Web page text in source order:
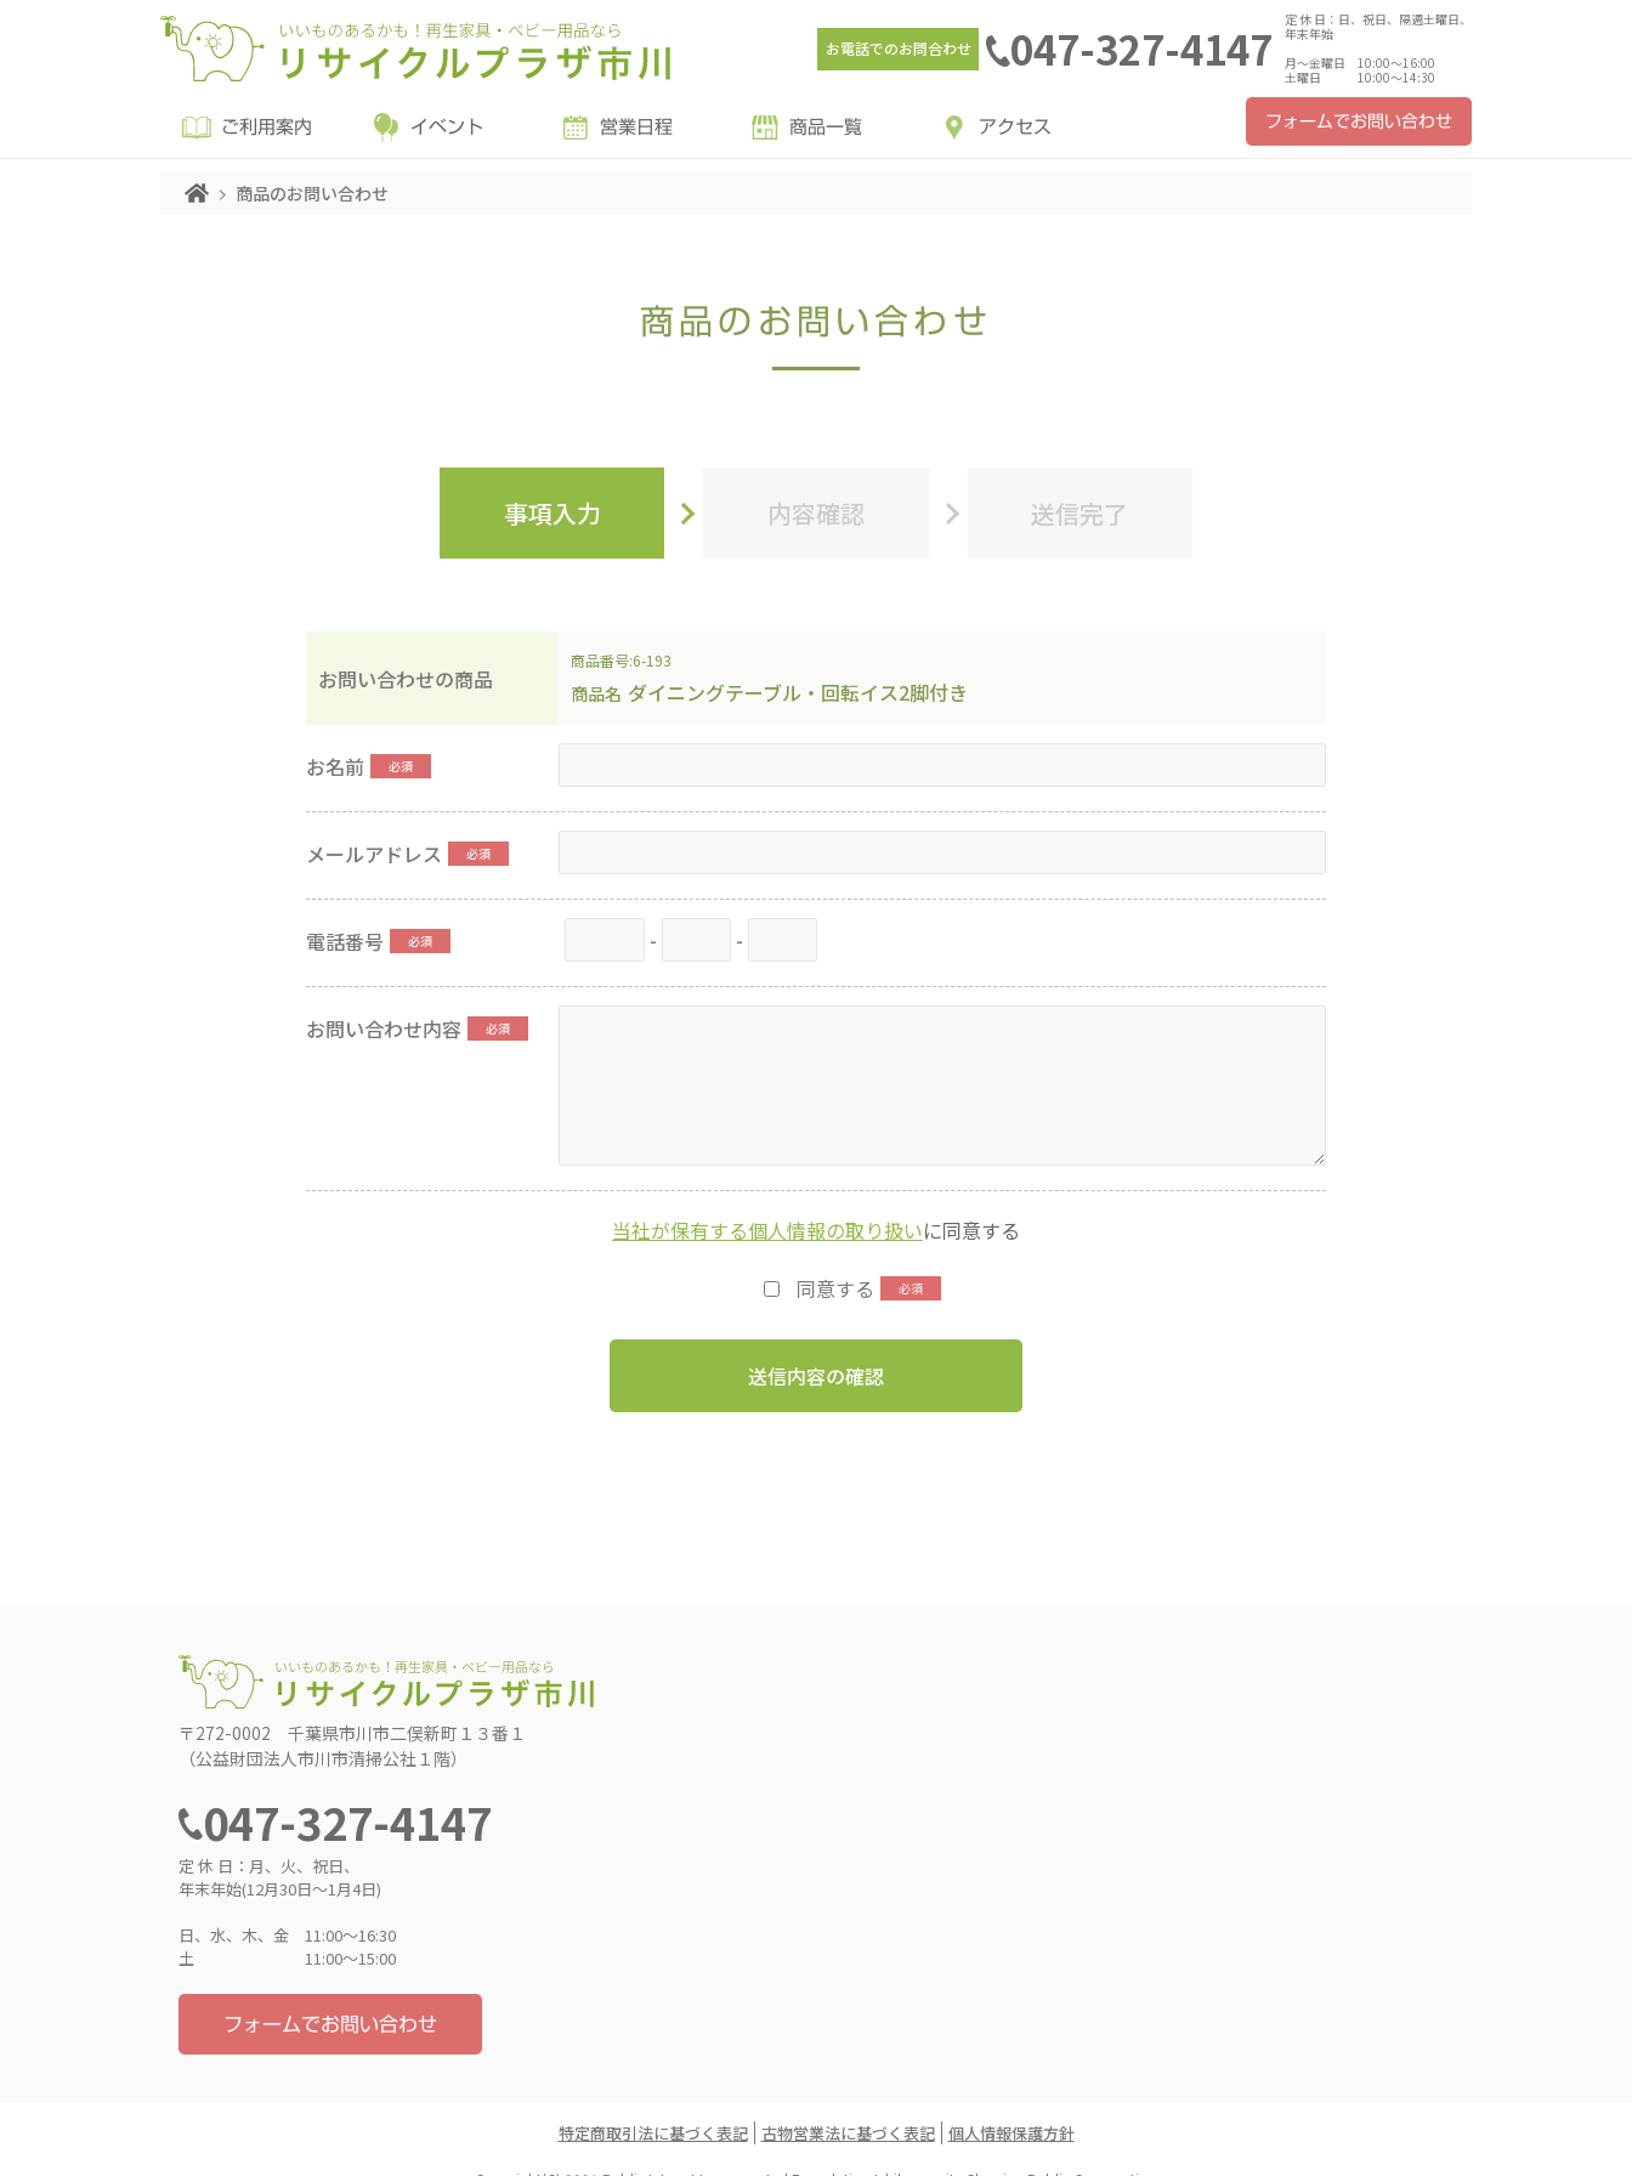
お電話でのお問合わせ 047-327-4147
定 休 日：日、祝日、隔週土曜日、
年末年始
月～金曜日 10:00～16:00
土曜日 10:00～14:30
ご利用案内 イベント 営業日程 商品一覧 アクセス フォームでお問い合わせ
商品のお問い合わせ
商品のお問い合わせ
事項入力 内容確認 送信完了
お問い合わせの商品
商品番号:6-193
商品名 ダイニングテーブル・回転イス2脚付き
お名前
メールアドレス
電話番号 - -
お問い合わせ内容
当社が保有する個人情報の取り扱いに同意する
同意する
送信内容の確認
〒272-0002 千葉県市川市二俣新町１３番１
（公益財団法人市川市清掃公社１階）
047-327-4147
定 休 日：月、火、祝日、
年末年始(12月30日～1月4日)
日、水、木、金 11:00〜16:30
土 11:00〜15:00
フォームでお問い合わせ
特定商取引法に基づく表記 古物営業法に基づく表記 個人情報保護方針